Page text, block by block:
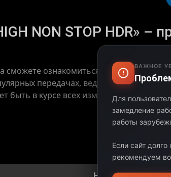
NON STOP HDR» –
сможете ознакомиться с полным
передачах, ведущих и
быть в курсе всех изменений и
Выберите
ВАЖНОЕ
Для
замедление
работы
Если сайт
рекомендуем